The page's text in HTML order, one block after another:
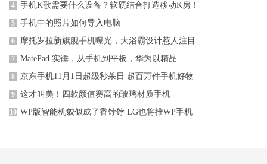
4 手机K歌需要什么设备？软硬结合打造移动K房！
5 手机中的照片如何导入电脑
6 摩托罗拉新旗舰手机曝光，大浴霸设计惹人注目
7 MatePad 实锤，从手机到平板，华为以精品
8 京东手机11月1日超级秒杀日 超百万件手机好物
9 这才叫美！四款颜值赛高的玻璃材质手机
10 WP版智能机貌似成了香饽饽 LG也将推WP手机